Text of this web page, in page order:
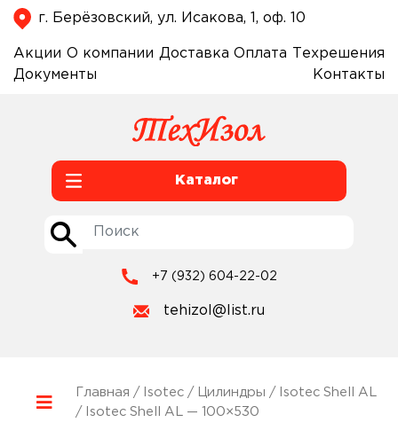
г. Берёзовский, ул. Исакова, 1, оф. 10
Акции О компании Доставка Оплата
Техрешения
Документы
Контакты
Каталог
+7 (932) 604-22-02
tehizol@list.ru
Главная / Isotec/ Цилиндры /
Isotec Shell AL
/ Isotec Shell AL — 100×530